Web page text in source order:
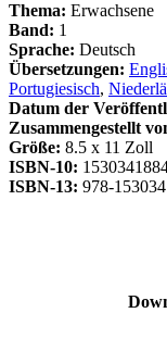
Thema: Erwachsene
Band: 1
Sprache: Deutsch
Übersetzungen:
Portugiesisch,
Datum der
Zusammengestellt
Größe: 8.5 x 11 Zoll
ISBN-10:
ISBN-13: 978-